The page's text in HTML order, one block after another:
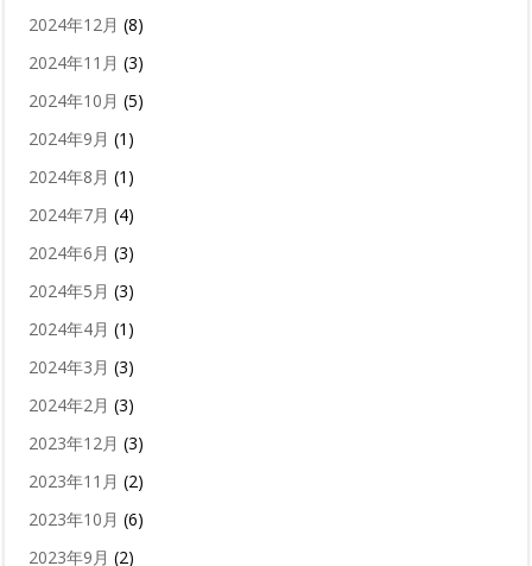
2024年12月 (8)
2024年11月 (3)
2024年10月 (5)
2024年9月 (1)
2024年8月 (1)
2024年7月 (4)
2024年6月 (3)
2024年5月 (3)
2024年4月 (1)
2024年3月 (3)
2024年2月 (3)
2023年12月 (3)
2023年11月 (2)
2023年10月 (6)
2023年9月 (2)